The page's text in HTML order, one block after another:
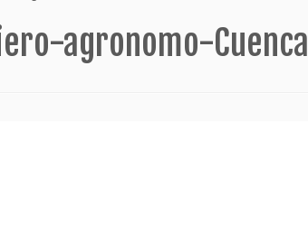
agronomo-Cuenca